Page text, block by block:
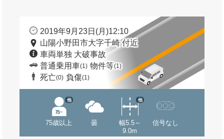
2019年9月23日(月)12:10
山陽小野田市大字千崎 付近
車両単独 大破事故
普通乗用車(1) 物件等(1)
死亡(0) 負傷(1)
75歳以上
他
曇
幅5.5～
9.0m
他
信号なし